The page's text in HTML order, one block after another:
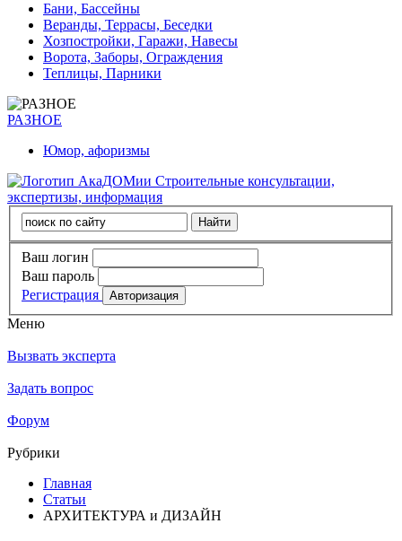
Бани, Бассейны
Веранды, Террасы, Беседки
Хозпостройки, Гаражи, Навесы
Ворота, Заборы, Ограждения
Теплицы, Парники
РАЗНОЕ
Юмор, афоризмы
Строительные консультации,
экспертизы, информация
Ваш логин
Ваш пароль
Регистрация
Меню
Вызвать эксперта
Задать вопрос
Форум
Рубрики
Главная
Статьи
АРХИТЕКТУРА и ДИЗАЙН